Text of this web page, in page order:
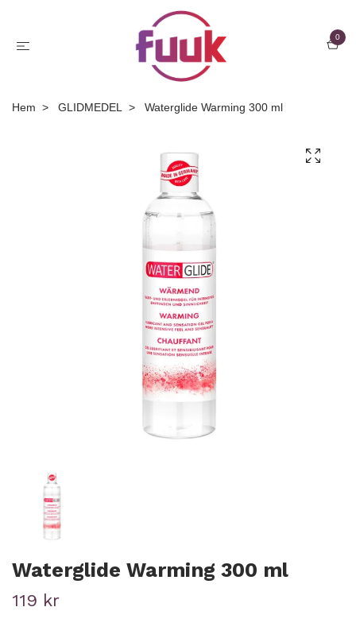
0
Hem GLIDMEDEL Waterglide Warming 300 ml
Waterglide Warming 300 ml
119 kr